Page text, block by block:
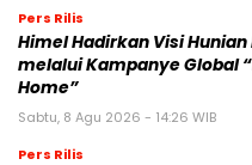
Pers Rilis
Himel Hadirkan Visi
melalui Kampanye Global
Home”
Sabtu, 8 Agu 2026 - 14:26 WIB
Pers Rilis